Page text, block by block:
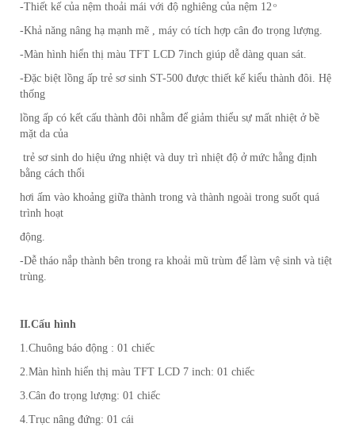
-Thiết kế của nệm thoải mái với độ nghiêng của nệm 12 ͦ
-Khả năng nâng hạ mạnh mẽ , máy có tích hợp cân đo trọng lượng.
-Màn hình hiển thị màu TFT LCD 7inch giúp dễ dàng quan sát.
-Đặc biệt lồng ấp trẻ sơ sinh ST-500 được thiết kế kiểu thành đôi. Hệ
thống
lồng ấp có kết cấu thành đôi nhằm để giảm thiểu sự mất nhiệt ở bề
mặt da của
trẻ sơ sinh do hiệu ứng nhiệt và duy trì nhiệt độ ở mức hằng định
bằng cách thổi
hơi ấm vào khoảng giữa thành trong và thành ngoài trong suốt quá
trình hoạt
động.
-Dễ tháo nắp thành bên trong ra khoải mũ trùm để làm vệ sinh và tiệt
trùng.
II.Cấu hình
1.Chuông báo động : 01 chiếc
2.Màn hình hiển thị màu TFT LCD 7 inch: 01 chiếc
3.Cân đo trọng lượng: 01 chiếc
4.Trục nâng đứng: 01 cái